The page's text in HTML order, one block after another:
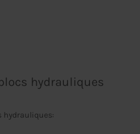
hydrauliques
hydrauliques: